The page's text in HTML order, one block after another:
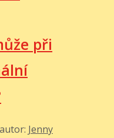
při
autor: Jenny